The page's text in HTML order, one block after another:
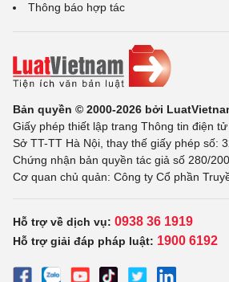
Thông báo hợp tác
Bản quyền © 2000-2026 bởi
Giấy phép thiết lập trang Thông tin điện
Sở TT-TT Hà Nội, thay thế giấy phép số:
Chứng nhận bản quyền tác giả số 280/
Cơ quan chủ quản: Công ty Cổ phần
Hỗ trợ về dịch vụ: 0938 36 1919
Hỗ trợ giải đáp pháp luật: 1900 6192